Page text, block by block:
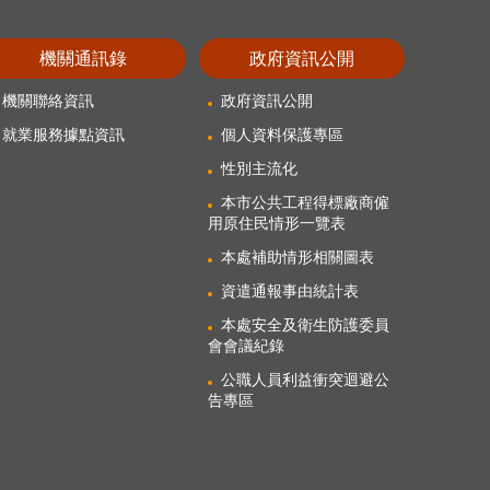
機關通訊錄
機關聯絡資訊
就業服務據點資訊
政府資訊公開
政府資訊公開
個人資料保護專區
性別主流化
本市公共工程得標廠商僱
用原住民情形一覽表
本處補助情形相關圖表
資遣通報事由統計表
本處安全及衛生防護委員
會會議紀錄
公職人員利益衝突迴避公
告專區